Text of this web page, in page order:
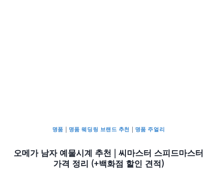
명품 | 명품 웨딩링 브랜드 추천 | 명품 주얼리
오메가 남자 예물시계 추천 | 씨마스터 스피드마스터
가격 정리 (+백화점 할인 견적)